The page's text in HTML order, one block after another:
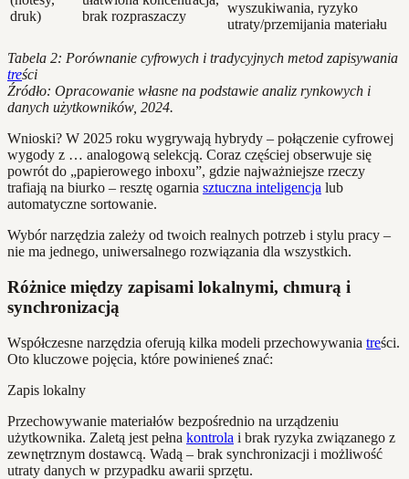
druk)
brak rozpraszaczy
wyszukiwania, ryzyko
utraty/przemijania materiału
Tabela 2: Porównanie cyfrowych i tradycyjnych metod zapisywania
treści
Źródło: Opracowanie własne na podstawie analiz rynkowych i
danych użytkowników, 2024.
Wnioski? W 2025 roku wygrywają hybrydy – połączenie cyfrowej
wygody z … analogową selekcją. Coraz częściej obserwuje się
powrót do „papierowego inboxu”, gdzie najważniejsze rzeczy
trafiają na biurko – resztę ogarnia sztuczna inteligencja lub
automatyczne sortowanie.
Wybór narzędzia zależy od twoich realnych potrzeb i stylu pracy –
nie ma jednego, uniwersalnego rozwiązania dla wszystkich.
Różnice między zapisami lokalnymi, chmurą i
synchronizacją
Współczesne narzędzia oferują kilka modeli przechowywania treści.
Oto kluczowe pojęcia, które powinieneś znać:
Zapis lokalny
Przechowywanie materiałów bezpośrednio na urządzeniu
użytkownika. Zaletą jest pełna kontrola i brak ryzyka związanego z
zewnętrznym dostawcą. Wadą – brak synchronizacji i możliwość
utraty danych w przypadku awarii sprzętu.